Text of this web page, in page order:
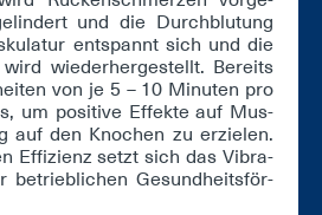
und die Durch­blu­tung
ent­spannt sich und die
wie­der­her­ge­stellt. Be­reits
von je 5 – 10 Mi­nu­ten pro
um po­si­ti­ve Ef­fek­te auf Mus­
auf den Kno­chen zu er­zie­len.
Ef­fi­zi­enz setzt sich das Vi­bra­
be­trieb­li­chen Ge­sund­heits­för­